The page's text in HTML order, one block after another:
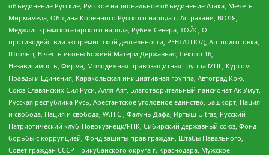
объединение Русские, Русское национальное объединение Атака, Мечеть
Мирмамеда, Община Коренного Русского народа г. Астрахани, ВОЛЯ,
Меджлис крымскотатарского народа, Рубеж Севера, ТОЙС, О
противодействии экстремистской деятельности, РЕВТАТПОД, Артподготовка,
Штольц, В честь иконы Божией Матери Державная, Сектор 16,
Независимость, Фирма, Молодежная правозащитная группа МПГ, Курсом
Правды и Единения, Каракольская инициативная группа, Автоград Крю,
Союз Славянских Сил Руси, Алля-Аят, Благотворительный пансионат Ак Умут,
Русская республика Русь, Арестантское уголовное единство, Башкорт, Нация
и свобода, Нация и свобода, W.H.С., Фалунь Дафа, Иртыш Ultras, Русский
Патриотический клуб-Новокузнецк/РПК, Сибирский державный союз, Фонд
борьбы с коррупцией, Фонд защиты прав граждан, Штабы Навального,
Совет граждан СССР Прикубанского округа г. Краснодара, Мужское